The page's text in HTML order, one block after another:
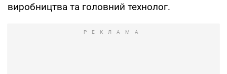
виробництва та головний технолог.